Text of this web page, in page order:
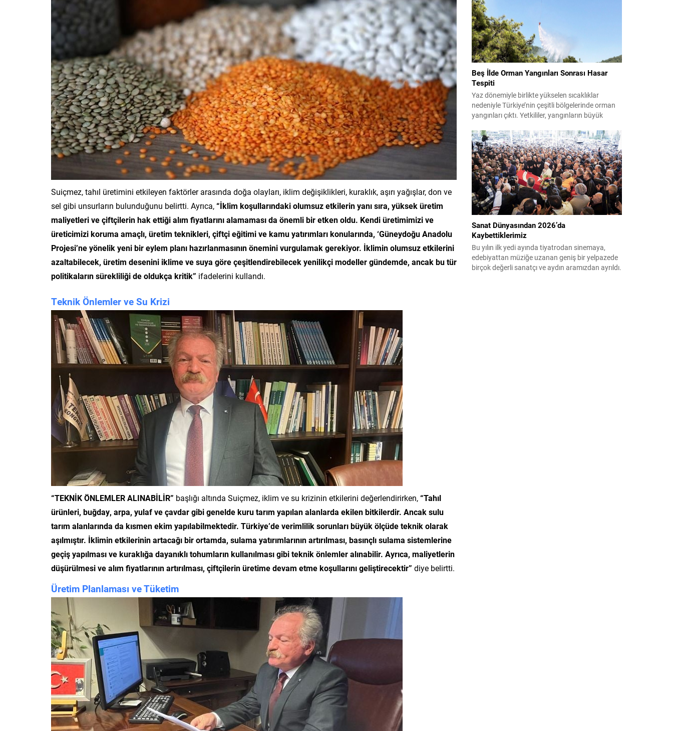
Suiçmez, tahıl üretimini etkileyen faktörler arasında doğa olayları, iklim değişiklikleri, kuraklık, aşırı yağışlar, don ve
sel gibi unsurların bulunduğunu belirtti. Ayrıca,“İklim koşullarındaki olumsuz etkilerin yanı sıra, yüksek üretim
maliyetleri ve çiftçilerin hak ettiği alım fiyatlarını alamaması da önemli bir etken oldu. Kendi üretimimizi ve
üreticimizi koruma amaçlı, üretim teknikleri, çiftçi eğitimi ve kamu yatırımları konularında, ‘Güneydoğu Anadolu
Projesi’ne yönelik yeni bir eylem planı hazırlanmasının önemini vurgulamak gerekiyor. İklimin olumsuz etkilerini
azaltabilecek, üretim desenini iklime ve suya göre çeşitlendirebilecek yenilikçi modeller gündemde, ancak bu tür
politikaların sürekliliği de oldukça kritik” ifadelerini kullandı.
Teknik Önlemler ve Su Krizi
“TEKNİK ÖNLEMLER ALINABİLİR” başlığı altında Suiçmez, iklim ve su krizinin etkilerini değerlendirirken,“Tahıl
ürünleri, buğday, arpa, yulaf ve çavdar gibi genelde kuru tarım yapılan alanlarda ekilen bitkilerdir. Ancak sulu
tarım alanlarında da kısmen ekim yapılabilmektedir. Türkiye’de verimlilik sorunları büyük ölçüde teknik olarak
aşılmıştır. İklimin etkilerinin artacağı bir ortamda, sulama yatırımlarının artırılması, basınçlı sulama sistemlerine
geçiş yapılması ve kuraklığa dayanıklı tohumların kullanılması gibi teknik önlemler alınabilir. Ayrıca, maliyetlerin
düşürülmesi ve alım fiyatlarının artırılması, çiftçilerin üretime devam etme koşullarını geliştirecektir” diye belirtti.
Üretim Planlaması ve Tüketim
Trump, konuşmasında El‑Sayed’in “Yahudilerden
nefret ettiğini” öne sürerek, bu...
Beş İlde Orman Yangınları Sonrası Hasar
Tespiti
Yaz dönemiyle birlikte yükselen sıcaklıklar
nedeniyle Türkiye’nin çeşitli bölgelerinde orman
yangınları çıktı. Yetkililer, yangınların büyük
sürmesi nedeniyle vatandaşları dikkatli olmaya
çağırıyor. Çevre, Şehircilik ve İklim Değişikliği
Bakanı Murat Kurum, beş ilde yapılan hasar
tespitlerinin sonuçlarını paylaştı ve etkilenenlerin
yanında olunacağını vurguladı. Kayıtlar ve
tespit...
Sanat Dünyasından 2026’da
Kaybettiklerimiz
Bu yılın ilk yedi ayında tiyatrodan sinemaya,
edebiyattan müziğe uzanan geniş bir yelpazede
birçok değerli sanatçı ve aydın aramızdan ayrıldı.